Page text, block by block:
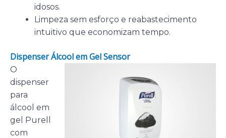
idosos.
Limpeza sem esforço e reabastecimento
intuitivo que economizam tempo.
Dispenser Álcool em Gel Sensor
O
dispenser
para
álcool em
gel Purell
com